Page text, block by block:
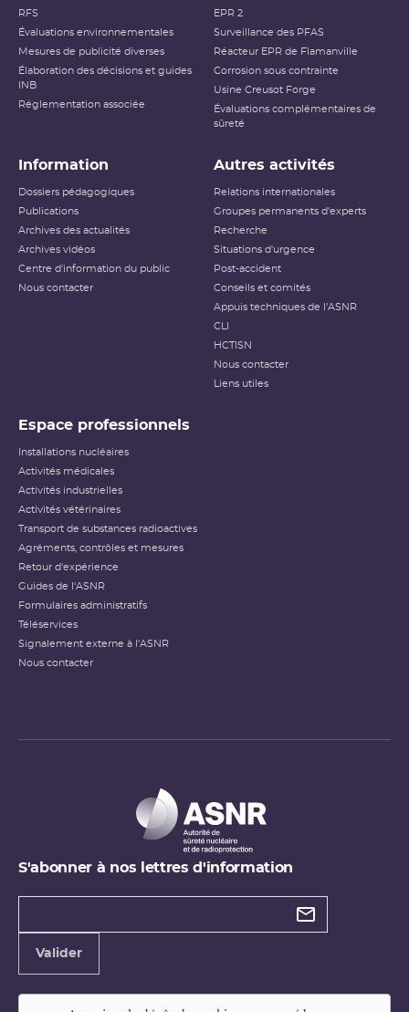
RFS
Évaluations environnementales
Mesures de publicité diverses
Élaboration des décisions et guides
INB
Réglementation associée
EPR 2
Surveillance des PFAS
Réacteur EPR de Flamanville
Corrosion sous contrainte
Usine Creusot Forge
Évaluations complémentaires de
sûreté
Information
Dossiers pédagogiques
Publications
Archives des actualités
Archives vidéos
Centre d'information du public
Nous contacter
Autres activités
Relations internationales
Groupes permanents d'experts
Recherche
Situations d'urgence
Post-accident
Conseils et comités
Appuis techniques de l'ASNR
CLI
HCTISN
Nous contacter
Liens utiles
Espace professionnels
Installations nucléaires
Activités médicales
Activités industrielles
Activités vétérinaires
Transport de substances radioactives
Agréments, contrôles et mesures
Retour d'expérience
Guides de l'ASNR
Formulaires administratifs
Téléservices
Signalement externe à l'ASNR
Nous contacter
S'abonner à nos lettres d'information
Types de
Valider